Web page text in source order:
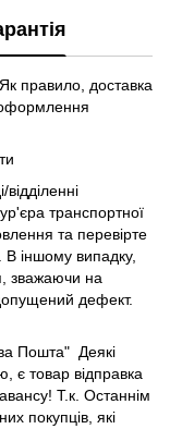
правило, доставка
оформлення
транспортної
та перевірте
В іншому випадку,
зважаючи на
дефект.
Пошта" Деякі
є товар відправка
Т.к. Останнім
покупців, які